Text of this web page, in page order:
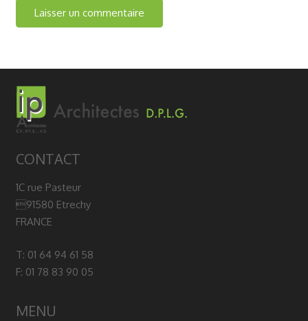
CONTACT
1C rue Pasteur
91580 Etrechy
FRANCE
T: 01 64 94 61 58
F: 01 78 83 90 05
MENU